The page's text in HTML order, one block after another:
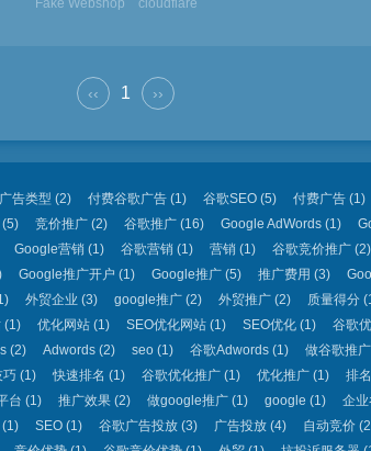
Fake Webshop cloudflare
‹‹ 1 ››
广告类型 (2) 付费谷歌广告 (1) 谷歌SEO (5) 付费广告 (1)
(5) 竞价推广 (2) 谷歌推广 (16) Google AdWords (1)
Google营销(1) 谷歌营销(1) 营销(1) 谷歌竞价推广(2)
Google推广开户 (1) Google推广(5) 推广费用 (3)
外贸企业 (3) google推广 (2) 外贸推广 (2) 质量得分
(1) 优化网站(1) SEO优化网站(1) SEO优化(1)
谷歌
(2) Adwords (2) seo (1) 谷歌Adwords (1)
做谷歌推广
巧 (1) 快速排名 (1) 谷歌优化推广 (1) 优化推广 (1)
排
台 (1) 推广效果(2) 做google推广(1) google (1)
企
SEO(1) 谷歌广告投放(3) 广告投放(4) 自动竞价